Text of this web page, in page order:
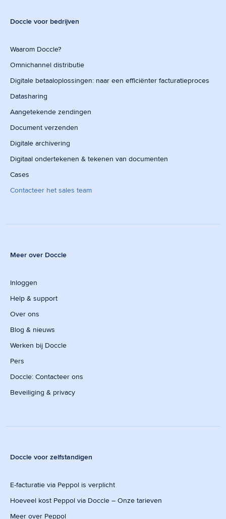
Doccle voor bedrijven
Waarom Doccle?
Omnichannel distributie
Digitale betaaloplossingen: naar een efficiënter facturatieproces
Datasharing
Aangetekende zendingen
Document verzenden
Digitale archivering
Digitaal ondertekenen & tekenen van documenten
Cases
Contacteer het sales team
Meer over Doccle
Inloggen
Help & support
Over ons
Blog & nieuws
Werken bij Doccle
Pers
Doccle: Contacteer ons
Beveiliging & privacy
Doccle voor zelfstandigen
E-facturatie via Peppol is verplicht
Hoeveel kost Peppol via Doccle – Onze tarieven
Meer over Peppol